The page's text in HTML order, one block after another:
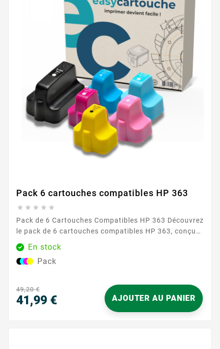
Pack 6 cartouches compatibles HP 363
    
Pack de 6 Cartouches Compatibles HP 363 Découvrez
le pack de 6 cartouches compatibles HP 363, conçu
pour répondre à tous vos besoins d'impression avec
une qualité exceptionnelle. Ce pack inclut les
couleurs suivantes : cyan, magenta, jaune, cyan clair,
utilisation quotidienne, il assure des impressions
nettes et éclatantes, idéales...
En stock
Pack
49,20 €
41,99 € AJOUTER AU PANIER